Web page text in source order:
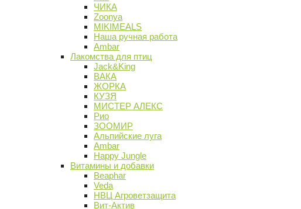
ЧИКА
Zoonya
MIKIMEALS
Наша ручная работа
Ambar
Лакомства для птиц
Jack&King
ВАКА
ЖОРКА
КУЗЯ
МИСТЕР АЛЕКС
Рио
ЗООМИР
Альпийские луга
Ambar
Happy Jungle
Витамины и добавки
Beaphar
Veda
НВЦ Агроветзащита
Вит-Актив